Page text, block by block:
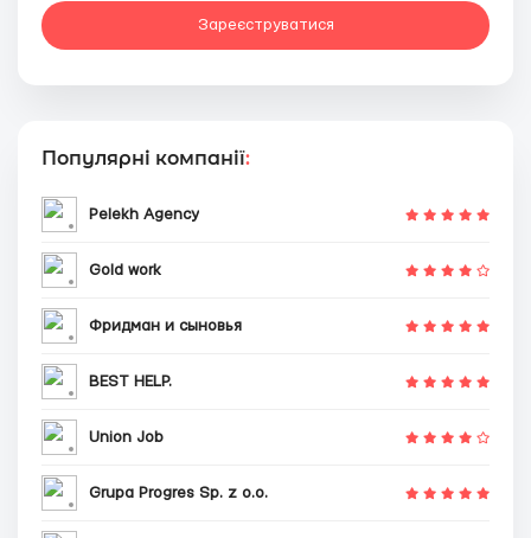
Зареєструватися
Популярні компанії:
Pelekh Agency
Gold work
Фридман и сыновья
BEST HELP.
Union Job
Grupa Progres Sp. z o.o.